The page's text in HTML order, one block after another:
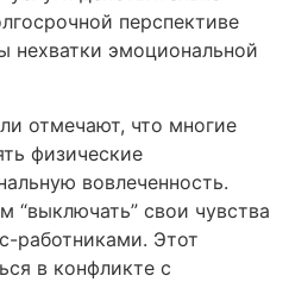
перспективе
нехватки эмоциональной
отмечают, что многие
физические
вовлеченность.
“выключать” свои чувства
работниками. Этот
в конфликте с